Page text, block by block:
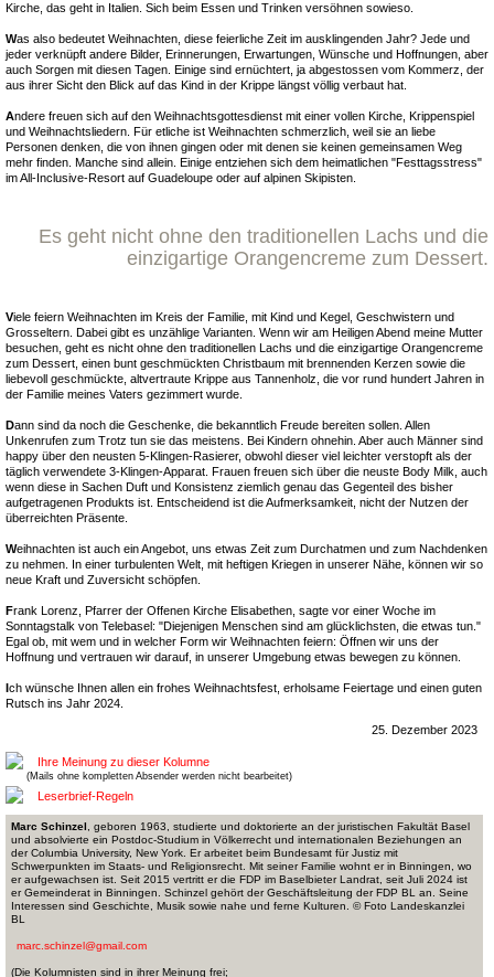
Kirche, das geht in Italien. Sich beim Essen und Trinken versöhnen sowieso.
Was also bedeutet Weihnachten, diese feierliche Zeit im ausklingenden Jahr? Jede und
jeder verknüpft andere Bilder, Erinnerungen, Erwartungen, Wünsche und Hoffnungen, aber
auch Sorgen mit diesen Tagen. Einige sind ernüchtert, ja abgestossen vom Kommerz, der
aus ihrer Sicht den Blick auf das Kind in der Krippe längst völlig verbaut hat.
Andere freuen sich auf den Weihnachtsgottesdienst mit einer vollen Kirche, Krippenspiel
und Weihnachtsliedern. Für etliche ist Weihnachten schmerzlich, weil sie an liebe
Personen denken, die von ihnen gingen oder mit denen sie keinen gemeinsamen Weg
mehr finden. Manche sind allein. Einige entziehen sich dem heimatlichen "Festtagsstress"
im All-Inclusive-Resort auf Guadeloupe oder auf alpinen Skipisten.
Es geht nicht ohne den traditionellen Lachs und die
einzigartige Orangencreme zum Dessert.
Viele feiern Weihnachten im Kreis der Familie, mit Kind und Kegel, Geschwistern und
Grosseltern. Dabei gibt es unzählige Varianten. Wenn wir am Heiligen Abend meine Mutter
besuchen, geht es nicht ohne den traditionellen Lachs und die einzigartige Orangencreme
zum Dessert, einen bunt geschmückten Christbaum mit brennenden Kerzen sowie die
liebevoll geschmückte, altvertraute Krippe aus Tannenholz, die vor rund hundert Jahren in
der Familie meines Vaters gezimmert wurde.
Dann sind da noch die Geschenke, die bekanntlich Freude bereiten sollen. Allen
Unkenrufen zum Trotz tun sie das meistens. Bei Kindern ohnehin. Aber auch Männer sind
happy über den neusten 5-Klingen-Rasierer, obwohl dieser viel leichter verstopft als der
täglich verwendete 3-Klingen-Apparat. Frauen freuen sich über die neuste Body Milk, auch
wenn diese in Sachen Duft und Konsistenz ziemlich genau das Gegenteil des bisher
aufgetragenen Produkts ist. Entscheidend ist die Aufmerksamkeit, nicht der Nutzen der
überreichten Präsente.
Weihnachten ist auch ein Angebot, uns etwas Zeit zum Durchatmen und zum Nachdenken
zu nehmen. In einer turbulenten Welt, mit heftigen Kriegen in unserer Nähe, können wir so
neue Kraft und Zuversicht schöpfen.
Frank Lorenz, Pfarrer der Offenen Kirche Elisabethen, sagte vor einer Woche im
Sonntagstalk von Telebasel: "Diejenigen Menschen sind am glücklichsten, die etwas tun."
Egal ob, mit wem und in welcher Form wir Weihnachten feiern: Öffnen wir uns der
Hoffnung und vertrauen wir darauf, in unserer Umgebung etwas bewegen zu können.
Ich wünsche Ihnen allen ein frohes Weihnachtsfest, erholsame Feiertage und einen guten
Rutsch ins Jahr 2024.
25. Dezember 2023
Ihre Meinung zu dieser Kolumne
(Mails ohne kompletten Absender werden nicht bearbeitet)
Leserbrief-Regeln
Marc Schinzel , geboren 1963, studierte und doktorierte an der juristischen Fakultät Basel
und absolvierte ein Postdoc-Studium in Völkerrecht und internationalen Beziehungen an
der Columbia University, New York. Er arbeitet beim Bundesamt für Justiz mit
Schwerpunkten im Staats- und Religionsrecht. Mit seiner Familie wohnt er in Binningen, wo
er aufgewachsen ist. Seit 2015 vertritt er die FDP im Baselbieter Landrat, seit Juli 2024 ist
er Gemeinderat in Binningen. Schinzel gehört der Geschäftsleitung der FDP BL an. Seine
Interessen sind Geschichte, Musik sowie nahe und ferne Kulturen. © Foto Landeskanzlei
BL
marc.schinzel@gmail.com
(Die Kolumnisten sind in ihrer Meinung frei;